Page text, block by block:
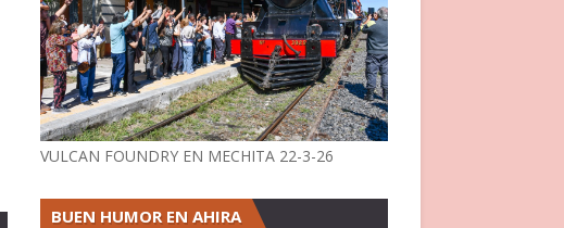
VULCAN FOUNDRY EN MECHITA 22-3-26
BUEN HUMOR EN AHIRA